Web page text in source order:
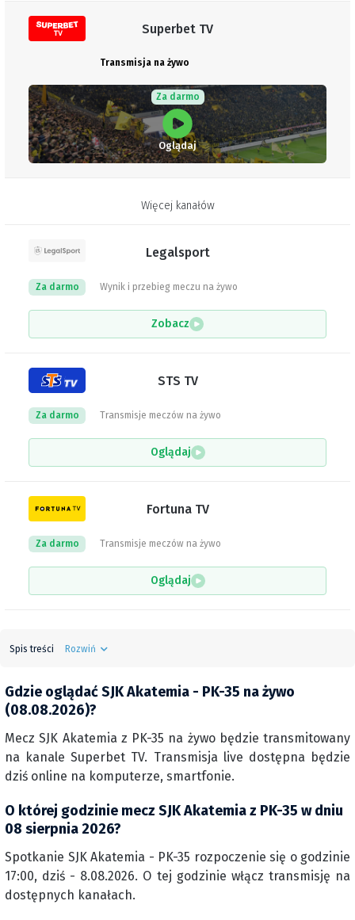
Superbet TV
Transmisja na żywo
Za darmo
Oglądaj
Więcej kanałów
Legalsport
Wynik i przebieg meczu na żywo
Za darmo
Zobacz
STS TV
Transmisje meczów na żywo
Za darmo
Oglądaj
Fortuna TV
Transmisje meczów na żywo
Za darmo
Oglądaj
Spis treści Rozwiń
Gdzie oglądać SJK Akatemia - PK-35 na żywo
(08.08.2026)?
Mecz SJK Akatemia z PK-35 na żywo będzie transmitowany
na kanale Superbet TV. Transmisja live dostępna będzie
dziś online na komputerze, smartfonie.
O której godzinie mecz SJK Akatemia z PK-35 w dniu
08 sierpnia 2026?
Spotkanie SJK Akatemia - PK-35 rozpoczenie się o godzinie
17:00, dziś - 8.08.2026. O tej godzinie włącz transmisję na
dostępnych kanałach.